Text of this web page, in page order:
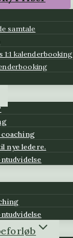
samtale
1:1 kalenderbooking
coaching
nye ledere.